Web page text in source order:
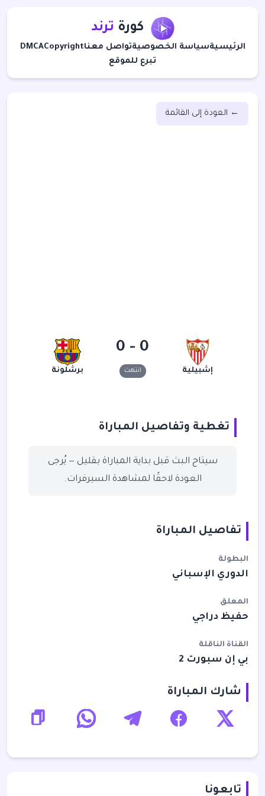
كورة ترند
الرئيسيةسياسة الخصوصيةتواصل معناCopyright
DMCA
تبرع للموقع
← العودة إلى القائمة
إشبيلية
0 - 0
انتهت برشلونة
تغطية وتفاصيل المباراة
سيتاح البث قبل بداية المباراة بقليل — يُرجى
العودة لاحقًا لمشاهدة السيرفرات.
تفاصيل المباراة
البطولة
الدوري الإسباني
المعلق
حفيظ دراجي
القناة الناقلة
بي إن سبورت 2
شارك المباراة
تابعونا